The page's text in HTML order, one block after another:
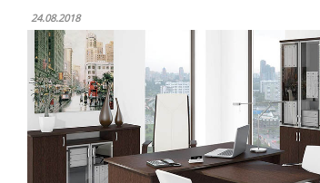
24.08.2018